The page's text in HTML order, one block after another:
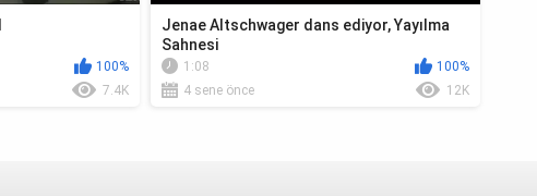
100%
7.4K
Jenae Altschwager dans ediyor, Yayılma
Sahnesi
1:08
100%
4 sene önce
12K